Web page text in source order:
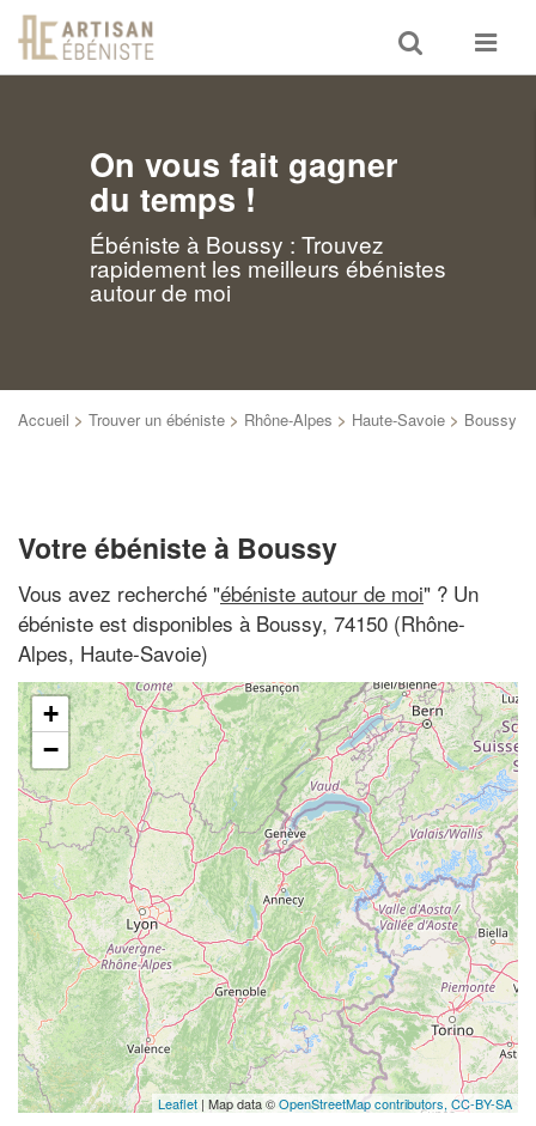
Toggle
search
Toggle
On vous fait gagner
du temps !
Ébéniste à Boussy : Trouvez
rapidement les meilleurs ébénistes
autour de moi
Accueil > Trouver un ébéniste > Rhône-Alpes > Haute-Savoie > Boussy
Votre ébéniste à Boussy
Vous avez recherché "ébéniste autour de moi" ? Un
ébéniste est disponibles à Boussy, 74150 (Rhône-
Alpes, Haute-Savoie)
+
−
Leaflet | Map data ©OpenStreetMap contributors, CC-BY-SA